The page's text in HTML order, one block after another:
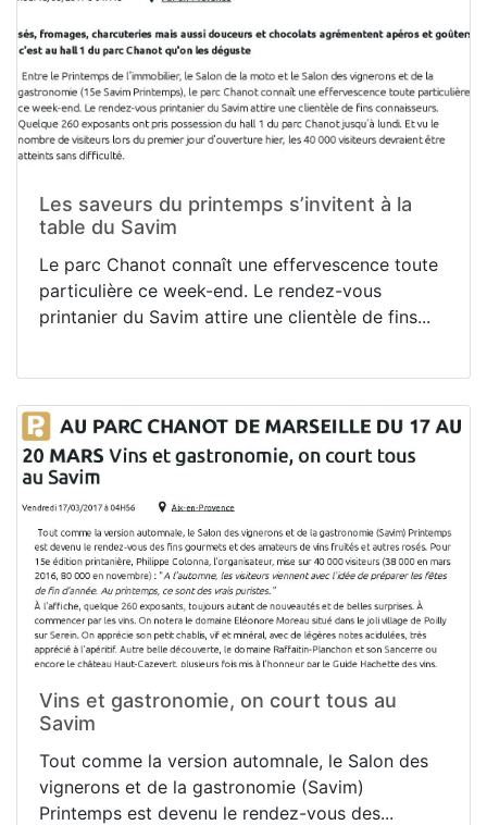
Les saveurs du printemps s’invitent à la
table du Savim
Le parc Chanot connaît une effervescence toute
particulière ce week-end. Le rendez-vous
printanier du Savim attire une clientèle de fins...
Vins et gastronomie, on court tous au
Savim
Tout comme la version automnale, le Salon des
vignerons et de la gastronomie (Savim)
Printemps est devenu le rendez-vous des...